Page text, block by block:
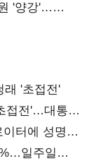
'양강'…
래 '초접전'
접전'…대통령
터에 성명
일주일